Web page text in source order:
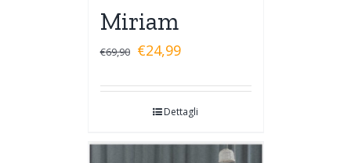
Miriam
€69,90 €24,99
Dettagli